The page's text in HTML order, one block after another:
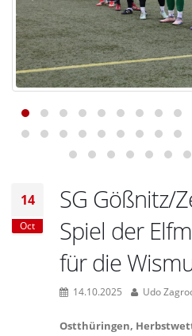
14
Oct
SG Gößnitz/
Spiel der
für die
14.10.2025 Udo
Ostthüringen,